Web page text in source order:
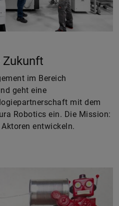
Zukunft
im Bereich
geht eine
mit dem
Robotics ein. Die Mission:
entwickeln.